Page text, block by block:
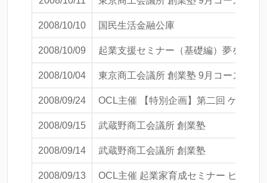
2008/10/10 国民生活金融公庫
2008/10/09 起業支援セミナー（基礎編）夢をカタ
2008/10/04 東京商工会議所 創業塾 9月コース『ビ
2008/09/24 OCL主催 【特別企画】第二回 ゲスト
2008/09/15 武蔵野商工会議所 創業塾
2008/09/14 武蔵野商工会議所 創業塾
2008/09/13 OCL主催 起業家育成セミナー ビジネ